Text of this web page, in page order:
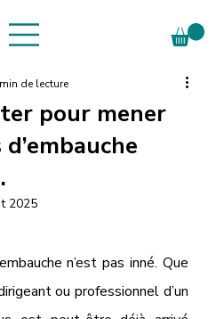
pour mener
de lecture
2025
n’est pas inné. Que
ou professionnel d’un